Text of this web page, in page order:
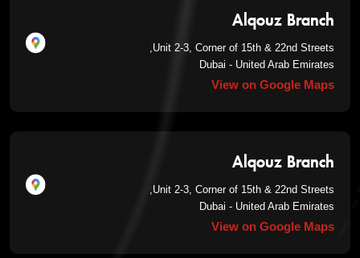
Alqouz Branch
Unit 2-3, Corner of 15th & 22nd Streets,
Dubai - United Arab Emirates
View on Google Maps
Alqouz Branch
Unit 2-3, Corner of 15th & 22nd Streets,
Dubai - United Arab Emirates
View on Google Maps